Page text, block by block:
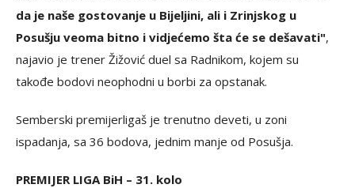
da je naše gostovanje u Bijeljini, ali i Zrinjskog u
Posušju veoma bitno i vidjećemo šta će se dešavati",
najavio je trener Žižović duel sa Radnikom, kojem su
takođe bodovi neophodni u borbi za opstanak.
Semberski premijerligaš je trenutno deveti, u zoni
ispadanja, sa 36 bodova, jednim manje od Posušja.
PREMIJER LIGA BiH – 31. kolo